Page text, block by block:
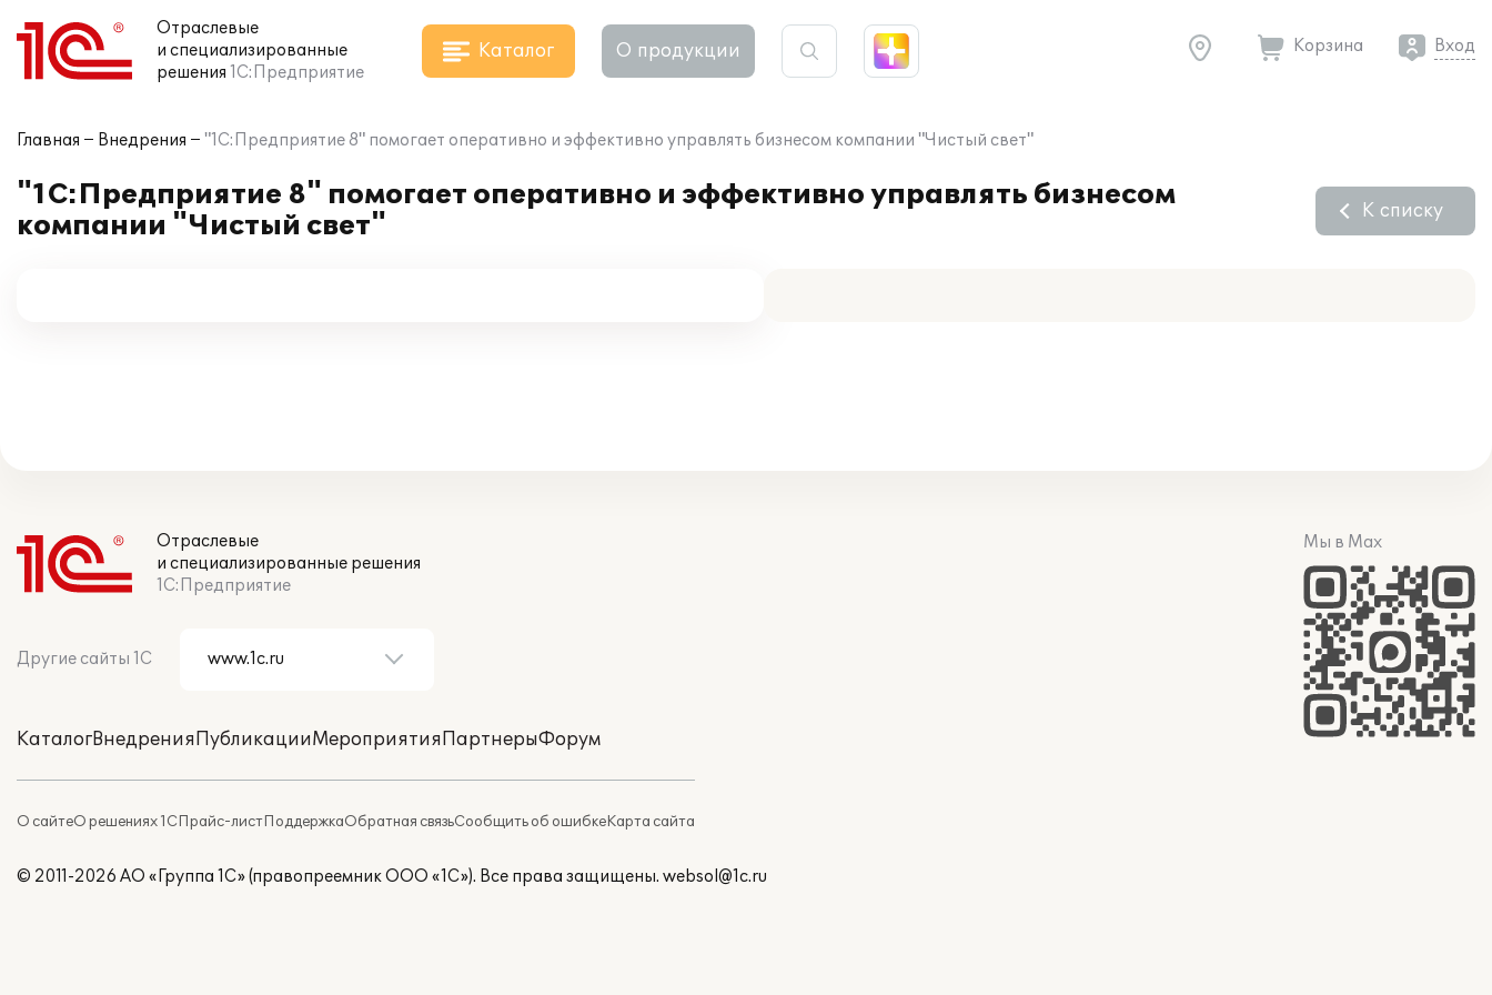
Отраслевые
и специализированные
решения 1С:Предприятие
Каталог О продукции Корзина Вход
Главная Внедрения "1С:Предприятие 8" помогает оперативно и эффективно управлять бизнесом компании "Чистый свет"
"1С:Предприятие 8" помогает оперативно и эффективно управлять бизнесом
компании "Чистый свет"
К списку
Отраслевые
и специализированные решения
1С:Предприятие
Другие сайты 1С
КаталогВнедренияПубликацииМероприятияПартнерыФорум
О сайтеО решениях 1СПрайс-листПоддержкаОбратная связьСообщить об ошибкеКарта сайта
Мы в Max
© 2011-2026 АО «Группа 1С» (правопреемник ООО «1С»). Все права защищены. websol@1c.ru